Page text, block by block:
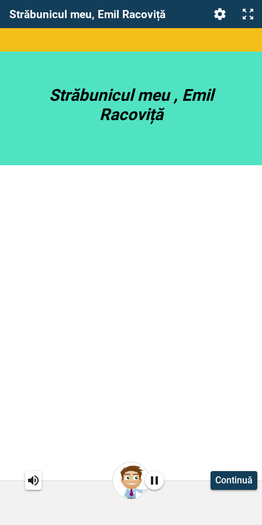
Continuă
Străbunicul meu, Emil Racoviță
Străbunicul meu , Emil
Racoviță